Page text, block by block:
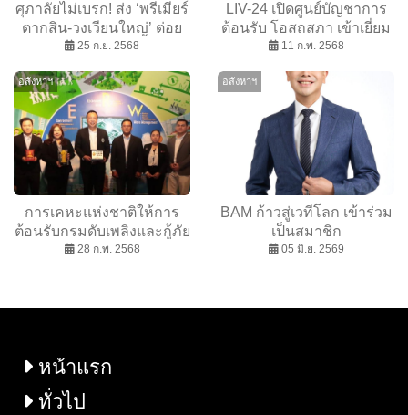
ศุภาลัยไม่เบรก! ส่ง ‘พรีเมียร์
ตากสิน-วงเวียนใหญ่’ ต่อย
อดโมเมนตัมยอดขายคอน
ศักยภาพใกล้ CBD เชื่อมต่อ
3 รถไฟฟ้าสายหลัก ตอบ
โจทย์เรียลดีมานด์ เริ่ม 2.19
ลบ.
25 ก.ย. 2568
LIV-24 เปิดศูนย์บัญชาการ
ต้อนรับ โอสถสภา เข้าเยี่ยม
ชมโซลูชัน Smart
Command Centre
11 ก.พ. 2568
อสังหาฯ
การเคหะแห่งชาติให้การ
ต้อนรับกรมดับเพลิงและกู้ภัย
ประเทศมาเลเซีย ศึกษาดู
28 ก.พ. 2568
อสังหาฯ
BAM ก้าวสู่เวทีโลก เข้าร่วม
เป็นสมาชิก
สมาคม AMC ระหว่าง
IPAF Summit” ณ สาธารณ
05 มิ.ย. 2569
หน้าแรก
ทั่วไป